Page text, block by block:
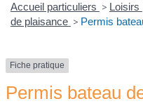
Accueil particuliers > Loisirs
de plaisance > Permis
Fiche pratique
Permis bateau